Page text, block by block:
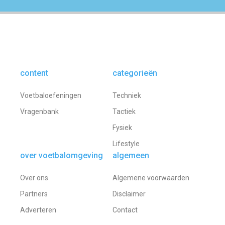
content
Voetbaloefeningen
Vragenbank
categorieën
Techniek
Tactiek
Fysiek
Lifestyle
over voetbalomgeving
Over ons
Partners
Adverteren
algemeen
Algemene voorwaarden
Disclaimer
Contact